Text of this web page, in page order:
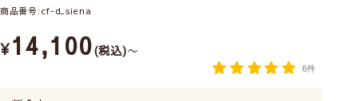
商品番号 cf-d_siena
¥14,100 税込 〜
6件